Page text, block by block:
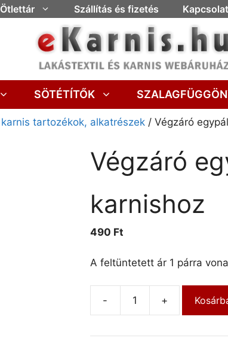
Ötlettár Szállítás és fizetés Kapcsolat
SÖTÉTÍTŐK
tartozékok, alkatrészek / Végzáró
Végzáró
karnishoz
490 Ft
A feltüntetett ár 1 párra
- +